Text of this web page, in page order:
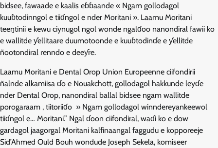
bidsee, fawaade e kaalis eɓɓaande « Ngam gollodagol
kuuɓtodinngol e tiiɗngol e nder Moritani ». Laamu Moritani
teeŋtinii e kewu ciynugol ngol wonde ngalɗoo nanondiral fawii ko
e wallitde ƴellitaare duumotoonde e kuuɓtodinɗe e ƴellitde
ñootondiral renndo e deeƴre.
Laamu Moritani e Dental Orop Union Europeenne ciifondirii
ñalnde alkamiisa ɗo e Nouakchott, gollodagol hakkunde leyɗe
nder Dental Orop, nanondiral ballal bidsee ngam wallitde
porogaraam , tiitoriiɗo » Ngam gollodagol winndereyankeewol
tiiɗngol e… Moritani.” Ngal ɗoon ciifondiral, waɗi ko e dow
gardagol jaagorgal Moritani kalfinaangal faggudu e kopporeeje
Sid’Ahmed Ould Bouh wondude Joseph Sekela, komiseer